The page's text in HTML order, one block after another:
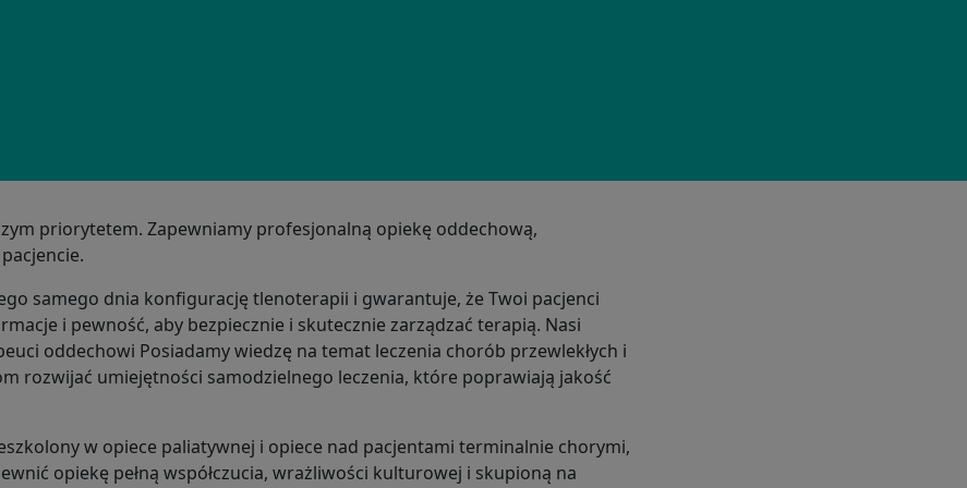
priorytetem. Zapewniamy profesjonalną opiekę oddechową,
samego dnia konfigurację tlenoterapii i gwarantuje, że Twoi pacjenci
i pewność, aby bezpiecznie i skutecznie zarządzać terapią. Nasi
oddechowi Posiadamy wiedzę na temat leczenia chorób przewlekłych i
rozwijać umiejętności samodzielnego leczenia, które poprawiają jakość
w opiece paliatywnej i opiece nad pacjentami terminalnie chorymi,
opiekę pełną współczucia, wrażliwości kulturowej i skupioną na